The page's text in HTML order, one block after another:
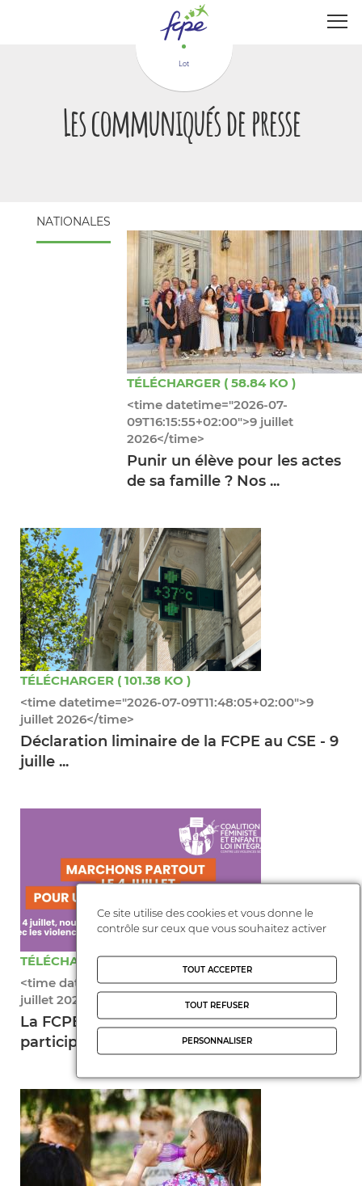
Lot
Les communiqués de presse
NATIONALES
Punir un élève pour les actes
de sa famille ? Nos ...
<time datetime="2026-07-
09T16:15:55+02:00">9 juillet
2026</time>
TÉLÉCHARGER ( 58.84 KO )
Déclaration liminaire de la FCPE au CSE - 9
juille ...
<time datetime="2026-07-09T11:48:05+02:00">9
juillet 2026</time>
TÉLÉCHARGER ( 101.38 KO )
La FCPE appelle les parents d’élèves à
participer, ...
<time datetime="2026-07-02T16:48:15+02:00">2
juillet 2026</time>
TÉLÉCHARGER ( 59.12 KO )
Ce site utilise des cookies et vous donne le
contrôle sur ceux que vous souhaitez activer
TOUT ACCEPTER
TOUT REFUSER
PERSONNALISER